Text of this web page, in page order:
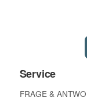
Service
FRAGE &